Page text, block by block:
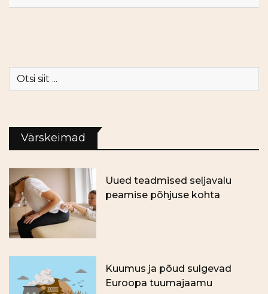
Värskeimad
Uued teadmised seljavalu
peamise põhjuse kohta
Kuumus ja põud sulgevad
Euroopa tuumajaamu